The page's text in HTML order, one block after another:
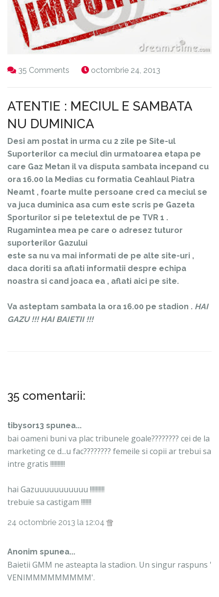
35 Comments octombrie 24, 2013
ATENTIE : MECIUL E SAMBATA
NU DUMINICA
Desi am postat in urma cu 2 zile pe Site-ul
Suporterilor ca meciul din urmatoarea etapa pe
care Gaz Metan il va disputa sambata incepand cu
ora 16.00 la Medias cu formatia Ceahlaul Piatra
Neamt , foarte multe persoane cred ca meciul se
va juca duminica asa cum este scris pe Gazeta
Sporturilor si pe teletextul de pe TVR 1 .
Rugamintea mea pe care o adresez tuturor
suporterilor Gazului
este sa nu va mai informati de pe alte site-uri ,
daca doriti sa aflati informatii despre echipa
noastra si cand joaca ea , aflati aici pe site.
Va asteptam sambata la ora 16.00 pe stadion . HAI
GAZU !!! HAI BAIETII !!!
35 comentarii:
tibysor13 spunea...
bai oameni buni va plac tribunele goale???????? cei de la
marketing ce d...u fac???????? femeile si copii ar trebui sa
intre gratis !!!!!!!!!!
hai Gazuuuuuuuuuuu !!!!!!!!!!
trebuie sa castigam !!!!!!!
24 octombrie 2013 la 12:04
Anonim spunea...
Baietii GMM ne asteapta la stadion. Un singur raspuns '
VENIMMMMMMMMM'.